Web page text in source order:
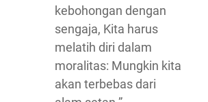
kebohongan dengan
sengaja, Kita harus
melatih diri dalam
moralitas: Mungkin kita
akan terbebas dari